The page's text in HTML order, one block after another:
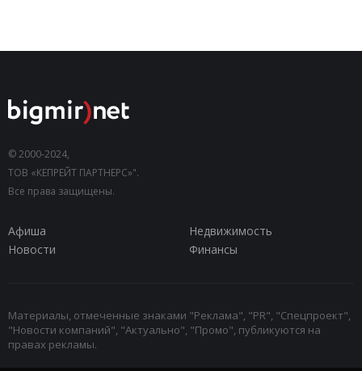
© 2000-2024,
ТОВ «КЕПРЕЙТ ПАРТНЕРС»".
Все права защищены.
Афиша
Недвижимость
Новости
Финансы
Материалы, отмеченные знаками "Реклама", "PR", "Спецпроект",
"Новости компаний", "Актуально", "Промо", публикуются на
правах рекламы.